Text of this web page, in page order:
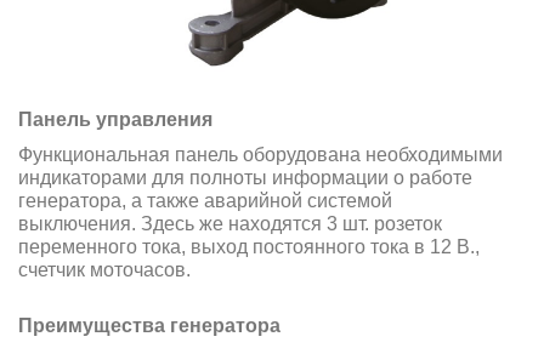
Панель управления
Функциональная панель оборудована необходимыми
индикаторами для полноты информации о работе
генератора, а также аварийной системой
выключения. Здесь же находятся 3 шт. розеток
переменного тока, выход постоянного тока в 12 В.,
cчетчик моточасов.
Преимущества генератора